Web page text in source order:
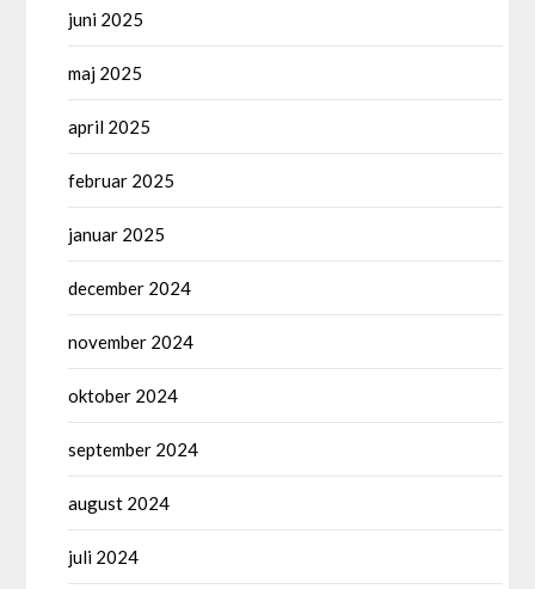
juni 2025
maj 2025
april 2025
februar 2025
januar 2025
december 2024
november 2024
oktober 2024
september 2024
august 2024
juli 2024